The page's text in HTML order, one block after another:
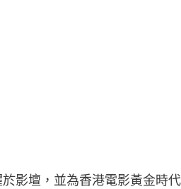
影壇，並為香港電影黃金時